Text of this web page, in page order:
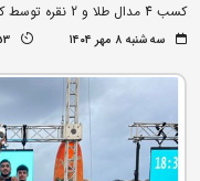
کسب 4 مدال طلا و 2 نقره توسط کشتی گیران تهرانی
سه شنبه ۸ مهر ۱۴۰۴